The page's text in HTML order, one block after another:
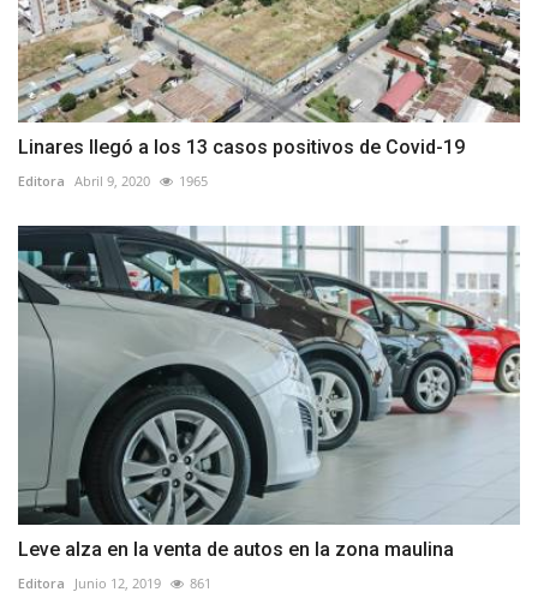
Linares llegó a los 13 casos positivos de Covid-19
Editora Abril 9, 2020 1965
Leve alza en la venta de autos en la zona maulina
Editora Junio 12, 2019 861